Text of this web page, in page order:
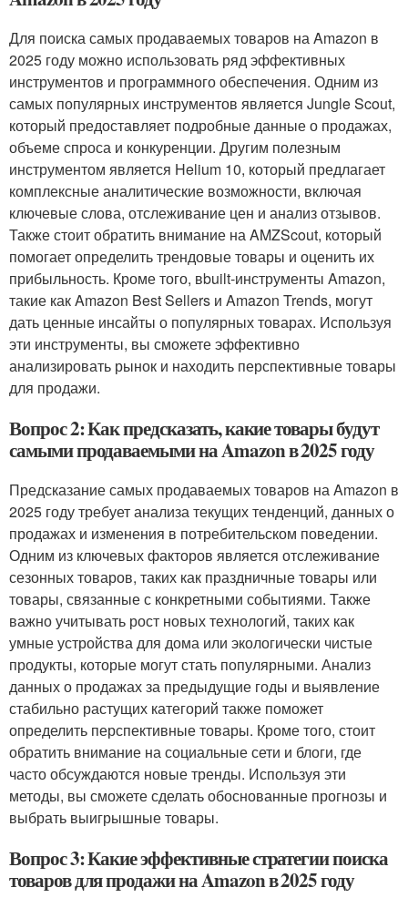
Для поиска самых продаваемых товаров на Amazon в
2025 году можно использовать ряд эффективных
инструментов и программного обеспечения. Одним из
самых популярных инструментов является Jungle Scout,
который предоставляет подробные данные о продажах,
объеме спроса и конкуренции. Другим полезным
инструментом является Helium 10, который предлагает
комплексные аналитические возможности, включая
ключевые слова, отслеживание цен и анализ отзывов.
Также стоит обратить внимание на AMZScout, который
помогает определить трендовые товары и оценить их
прибыльность. Кроме того, вbuilt-инструменты Amazon,
такие как Amazon Best Sellers и Amazon Trends, могут
дать ценные инсайты о популярных товарах. Используя
эти инструменты, вы сможете эффективно
анализировать рынок и находить перспективные товары
для продажи.
Вопрос 2: Как предсказать, какие товары будут
самыми продаваемыми на Amazon в 2025 году
Предсказание самых продаваемых товаров на Amazon в
2025 году требует анализа текущих тенденций, данных о
продажах и изменения в потребительском поведении.
Одним из ключевых факторов является отслеживание
сезонных товаров, таких как праздничные товары или
товары, связанные с конкретными событиями. Также
важно учитывать рост новых технологий, таких как
умные устройства для дома или экологически чистые
продукты, которые могут стать популярными. Анализ
данных о продажах за предыдущие годы и выявление
стабильно растущих категорий также поможет
определить перспективные товары. Кроме того, стоит
обратить внимание на социальные сети и блоги, где
часто обсуждаются новые тренды. Используя эти
методы, вы сможете сделать обоснованные прогнозы и
выбрать выигрышные товары.
Вопрос 3: Какие эффективные стратегии поиска
товаров для продажи на Amazon в 2025 году